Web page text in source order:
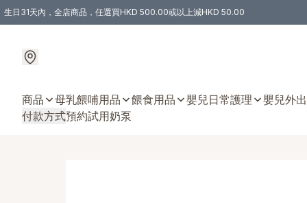
生日31天內，全店商品，任選買HKD 500.00或以上減HKD 50.00
商品 母乳餵哺用品 餵食用品 嬰兒日常護理
嬰兒外
付款方式預約試用奶泵